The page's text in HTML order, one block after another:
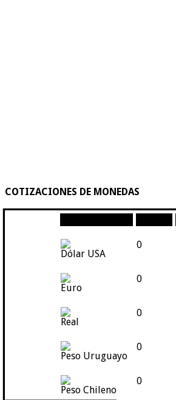
COTIZACIONES DE MONEDAS
Dólar USA
0
Euro
0
Real
0
Peso Uruguayo
0
Peso Chileno
0